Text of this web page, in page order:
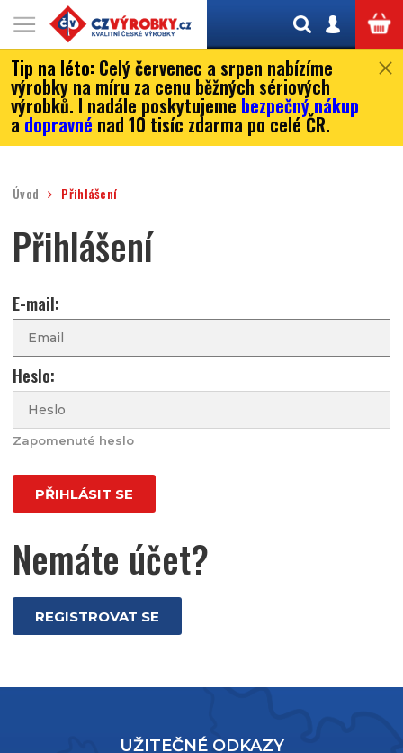
Tip na léto: Celý červenec a srpen nabízíme
výrobky na míru za cenu běžných sériových
výrobků. I nadále poskytujeme bezpečný nákup
adopravné nad 10 tisíc zdarma po celé ČR.
Úvod Přihlášení
Přihlášení
E-mail:
Heslo:
Zapomenuté heslo
PŘIHLÁSIT SE
Nemáte účet?
REGISTROVAT SE
UŽITEČNÉ ODKAZY